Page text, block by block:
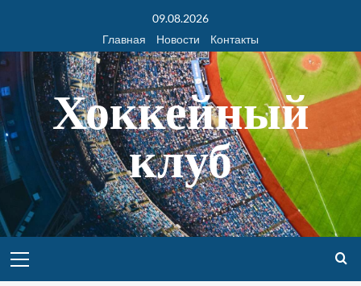
09.08.2026
Главная
Новости Контакты
Хоккейный
клуб